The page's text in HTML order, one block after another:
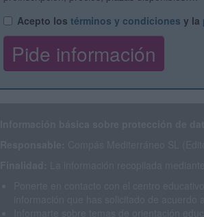
Acepto los términos y condiciones y la